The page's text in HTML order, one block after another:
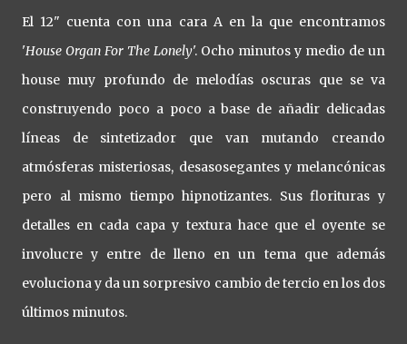
El 12" cuenta con una cara A en la que encontramos
'House Organ For The Lonely'. Ocho minutos y medio de un
house muy profundo de melodías oscuras que se va
construyendo poco a poco a base de añadir delicadas
líneas de sintetizador que van mutando creando
atmósferas misteriosas, desasosegantes y melancónicas
pero al mismo tiempo hipnotizantes. Sus florituras y
detalles en cada capa y textura hace que el oyente se
involucre y entre de lleno en un tema que además
evoluciona y da un sorpresivo cambio de tercio en los dos
últimos minutos.